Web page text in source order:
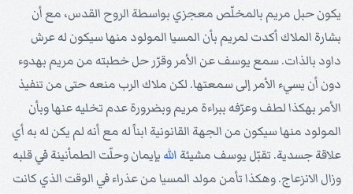
يكون حبل مريم بالمخلّص معجزي بواسطة الروح القدس، مع أن
بشارة الملاك أكدت لمريم بأن المسيا المولود منها سيكون له عرش
داود بالذات. سمع يوسف عن الأمر وقرّر حل خطبته من مريم بهدوء
دون أن يسيء الأمر إلى سمعتها. لكن ملاك الرب منعه حتى من تنفيذ
الأمر بهكذا لطف وعرّفه ببراءة مريم وبضرورة عدم تخليه عنها وبأن
المولود منها سيكون من الجهة القانونية ابناً له مع أنه لم يكن له به أي
علاقة جسدية. تقبّل يوسف مشيئة الله بإيمان وحلّت الطمأنينة في قلبه
وزال الانزعاج. وهكذا تأمن مولد المسيا من عذراء في الوقت الذي كانت